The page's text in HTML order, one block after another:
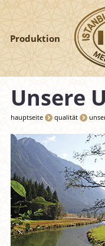
Produktion
Unsere
hauptseite qualität